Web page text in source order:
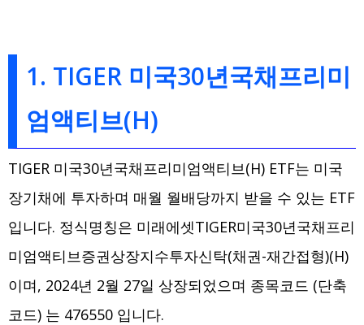
1. TIGER 미국30년국채프리미
엄액티브(H)
TIGER 미국30년국채프리미엄액티브(H) ETF는 미국
장기채에 투자하며 매월 월배당까지 받을 수 있는 ETF
입니다. 정식명칭은 미래에셋TIGER미국30년국채프리
미엄액티브증권상장지수투자신탁(채권-재간접형)(H)
이며, 2024년 2월 27일 상장되었으며 종목코드 (단축
코드) 는 476550 입니다.